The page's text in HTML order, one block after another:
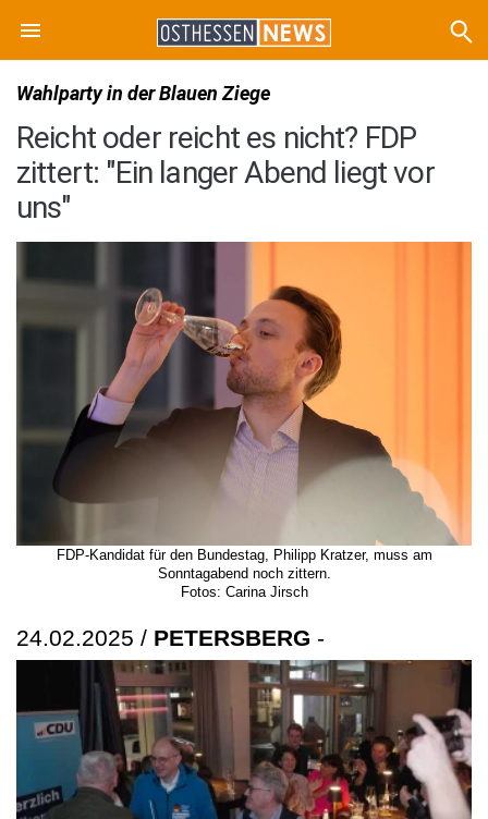
Wahlparty in der Blauen Ziege
Reicht oder reicht es nicht? FDP
zittert: "Ein langer Abend liegt vor
uns"
FDP-Kandidat für den Bundestag, Philipp Kratzer, muss am
Sonntagabend noch zittern.
Fotos: Carina Jirsch
24.02.2025 / PETERSBERG -